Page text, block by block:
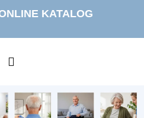
KATALOG